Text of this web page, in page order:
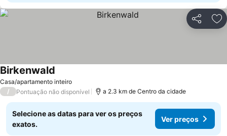
Partilhar
Casa/apartamento inteiro
Birkenwald
/ Pontuação não disponível a 2.3 km de Centro da cidade
Selecione as datas para ver os preços
exatos.
Ver preços